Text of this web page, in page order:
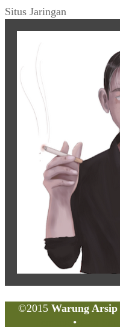
Situs Jaringan
©2015 Warung Arsip
•